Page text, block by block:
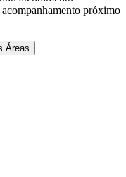
próximo
Áreas